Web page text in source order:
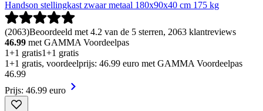
Handson stellingkast zwaar metaal 180x90x40 cm 175 kg
(2063)Beoordeeld met 4.2 van de 5 sterren, 2063 klantreviews
46.99 met GAMMA Voordeelpas
1+1 gratis1+1 gratis
1+1 gratis, voordeelprijs: 46.99 euro met GAMMA Voordeelpas
46.99
Prijs: 46.99 euro